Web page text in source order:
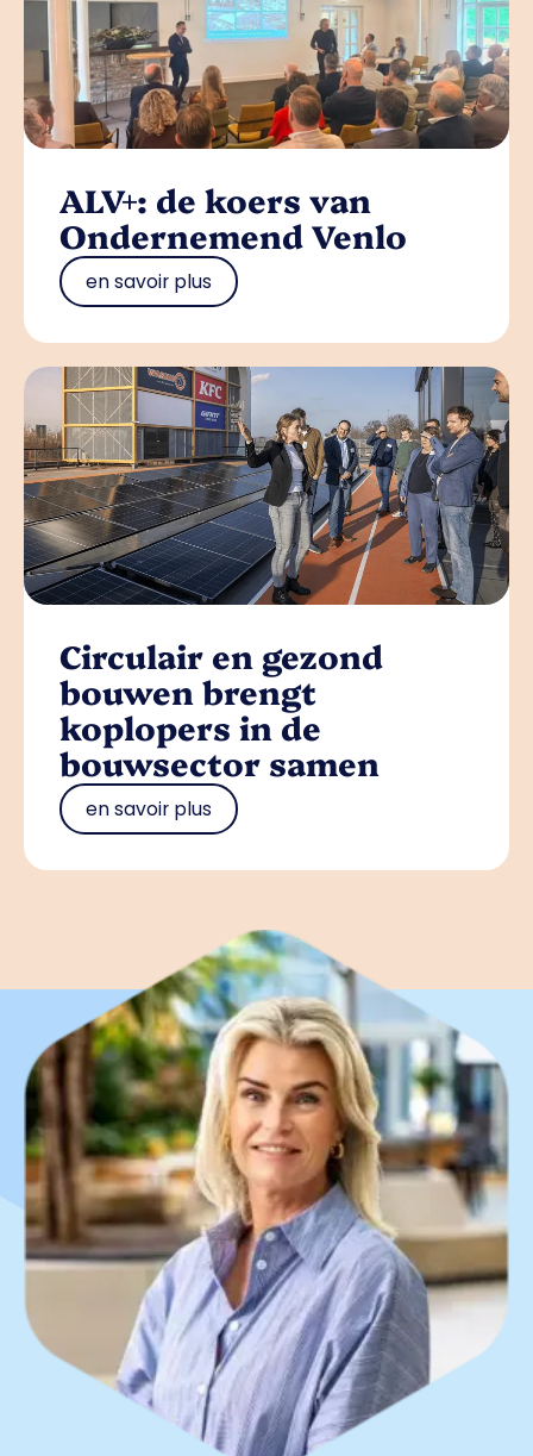
ALV+: de koers van
Ondernemend Venlo
en savoir plus
Circulair en gezond
bouwen brengt
koplopers in de
bouwsector samen
en savoir plus